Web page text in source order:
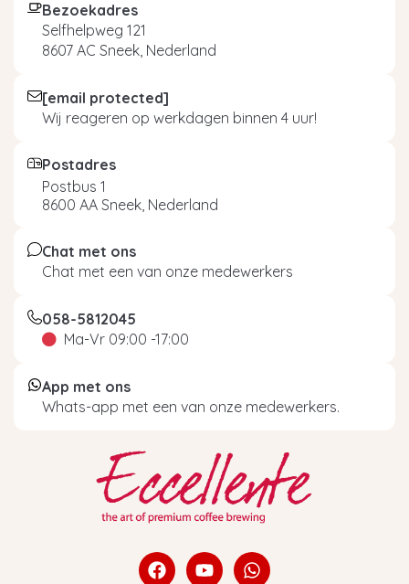
Bezoekadres
Selfhelpweg 121
8607 AC Sneek, Nederland
[email protected]
Wij reageren op werkdagen binnen 4 uur!
Postadres
Postbus 1
8600 AA Sneek, Nederland
Chat met ons
Chat met een van onze medewerkers
058-5812045
Ma-Vr 09:00 -17:00
App met ons
Whats-app met een van onze medewerkers.